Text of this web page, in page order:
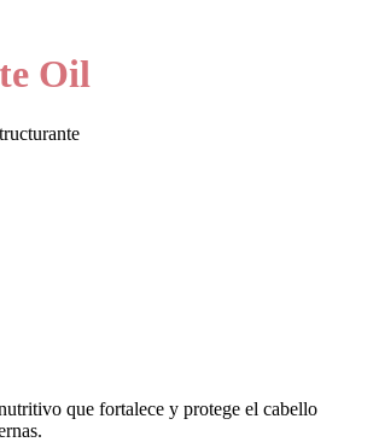
Oil
que fortalece y protege el cabello